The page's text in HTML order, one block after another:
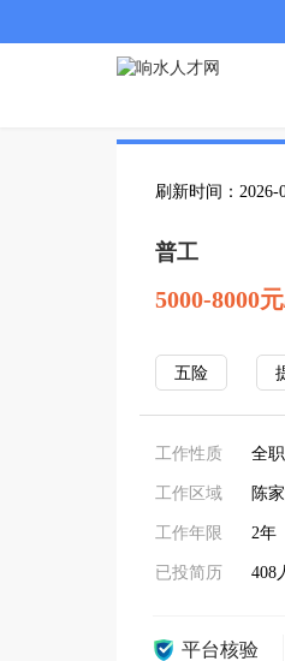
刷新时间：2026-
普工
5000-8000
五险
工作性质 全职
工作区域 陈
工作年限 2年
已投简历 408
平台核验